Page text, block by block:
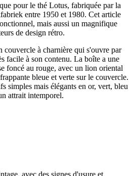
pour le thé Lotus, fabriquée par la
entre 1950 et 1980. Cet article
mais aussi un magnifique
de design rétro.
couvercle à charnière qui s'ouvre par
facile à son contenu. La boîte a une
foncé au rouge, avec un lion oriental
bleue et verte sur le couvercle.
simples mais élégants en or, vert, bleu
attrait intemporel.
avec des signes d'usure et